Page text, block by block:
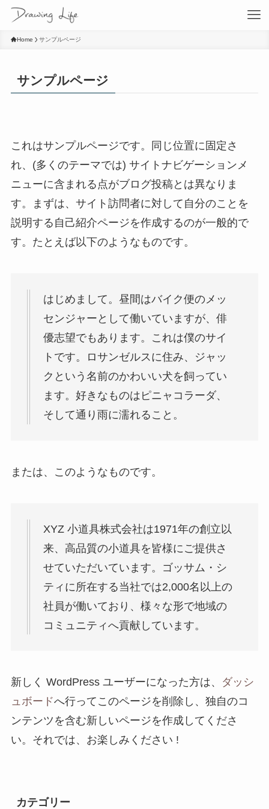
Home サンプルページ
サンプルページ
これはサンプルページです。同じ位置に固定さ
れ、(多くのテーマでは) サイトナビゲーションメ
ニューに含まれる点がブログ投稿とは異なりま
す。まずは、サイト訪問者に対して自分のことを
説明する自己紹介ページを作成するのが一般的で
す。たとえば以下のようなものです。
はじめまして。昼間はバイク便のメッ
センジャーとして働いていますが、俳
優志望でもあります。これは僕のサイ
トです。ロサンゼルスに住み、ジャッ
クという名前のかわいい犬を飼ってい
ます。好きなものはピニャコラーダ、
そして通り雨に濡れること。
または、このようなものです。
XYZ 小道具株式会社は1971年の創立以
来、高品質の小道具を皆様にご提供さ
せていただいています。ゴッサム・シ
ティに所在する当社では2,000名以上の
社員が働いており、様々な形で地域の
コミュニティへ貢献しています。
新しく WordPress ユーザーになった方は、
ダッシ
ュボードへ行ってこのページを削除し、独自のコ
ンテンツを含む新しいページを作成してくださ
い。それでは、お楽しみください !
カテゴリー